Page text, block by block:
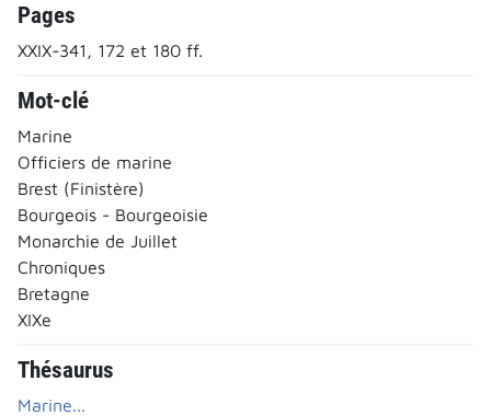
Pages
XXIX-341, 172 et 180 ff.
Mot-clé
Marine
Officiers de marine
Brest (Finistère)
Bourgeois - Bourgeoisie
Monarchie de Juillet
Chroniques
Bretagne
XIXe
Thésaurus
Marine...